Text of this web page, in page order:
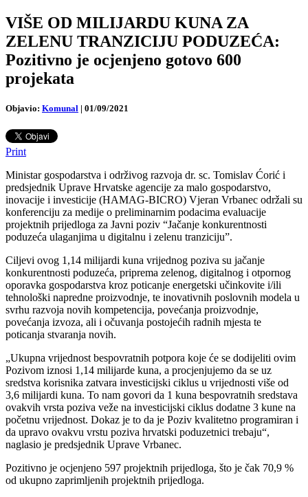
VIŠE OD MILIJARDU KUNA ZA
ZELENU TRANZICIJU PODUZEĆA:
Pozitivno je ocjenjeno gotovo 600
projekata
Objavio: Komunal | 01/09/2021
Print
Ministar gospodarstva i održivog razvoja dr. sc. Tomislav Ćorić i
predsjednik Uprave Hrvatske agencije za malo gospodarstvo,
inovacije i investicije (HAMAG-BICRO) Vjeran Vrbanec održali su
konferenciju za medije o preliminarnim podacima evaluacije
projektnih prijedloga za Javni poziv “Jačanje konkurentnosti
poduzeća ulaganjima u digitalnu i zelenu tranziciju”.
Ciljevi ovog 1,14 milijardi kuna vrijednog poziva su jačanje
konkurentnosti poduzeća, priprema zelenog, digitalnog i otpornog
oporavka gospodarstva kroz poticanje energetski učinkovite i/ili
tehnološki napredne proizvodnje, te inovativnih poslovnih modela u
svrhu razvoja novih kompetencija, povećanja proizvodnje,
povećanja izvoza, ali i očuvanja postojećih radnih mjesta te
poticanja stvaranja novih.
„Ukupna vrijednost bespovratnih potpora koje će se dodijeliti ovim
Pozivom iznosi 1,14 milijarde kuna, a procjenjujemo da se uz
sredstva korisnika zatvara investicijski ciklus u vrijednosti više od
3,6 milijardi kuna. To nam govori da 1 kuna bespovratnih sredstava
ovakvih vrsta poziva veže na investicijski ciklus dodatne 3 kune na
početnu vrijednost. Dokaz je to da je Poziv kvalitetno programiran i
da upravo ovakvu vrstu poziva hrvatski poduzetnici trebaju“,
naglasio je predsjednik Uprave Vrbanec.
Pozitivno je ocjenjeno 597 projektnih prijedloga, što je čak 70,9 %
od ukupno zaprimljenih projektnih prijedloga.